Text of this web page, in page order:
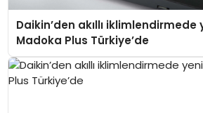
Daikin’den akıllı iklimlendirmede
Madoka Plus Türkiye’de